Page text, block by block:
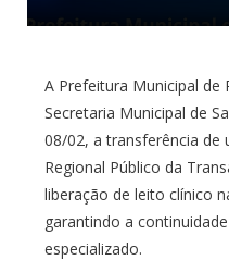
A Prefeitura Municipal
Secretaria Municipal de
08/02, a transferência de
Regional Público da
liberação de leito clínico
garantindo a
especializado.